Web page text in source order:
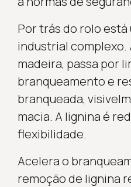
Por trás do rolo está
industrial complexo.
madeira, passa por
branqueamento e
branqueada,
macia. A lignina é
flexibilidade.
Acelera o
remoção de lignina